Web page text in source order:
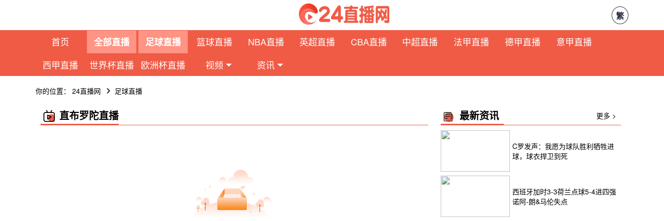
繁
首页 全部直播 足球直播 篮球直播 NBA直播 英超直播 CBA直播 中超直播 法甲直播 德甲直播
意甲直播
西甲直播
世界杯直播 欧洲杯直播 视频 资讯
你的位置： 24直播网 足球直播
直布罗陀直播 最新资讯 更多 >
C罗发声：我愿为球队胜利牺牲进
球，球衣捍卫到死
西班牙加时3-3荷兰点球5-4进四强
诺阿-朗&马伦失点